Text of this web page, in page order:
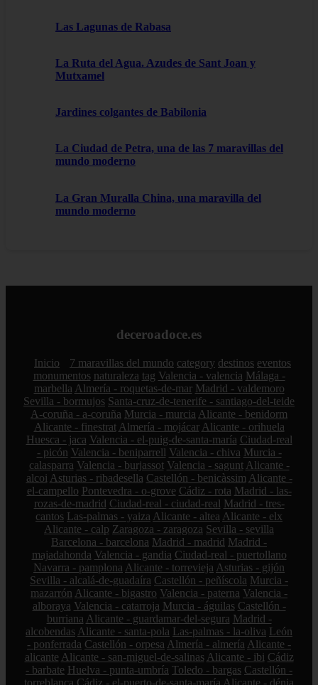
Las Lagunas de Rabasa
La Ruta del Agua. Azudes de Sant Joan y
Mutxamel
Jardines colgantes de Babilonia
La Ciudad de Petra, una de las 7 maravillas del
mundo moderno
La Gran Muralla China, una maravilla del
mundo moderno
deceroadoce.es
Inicio 7 maravillas del mundo category destinos eventos
monumentos naturaleza tag Valencia - valencia Málaga -
marbella Almería - roquetas-de-mar Madrid - valdemoro
Sevilla - bormujos Santa-cruz-de-tenerife - santiago-del-teide
A-coruña - a-coruña Murcia - murcia Alicante - benidorm
Alicante - finestrat Almería - mojácar Alicante - orihuela
Huesca - jaca Valencia - el-puig-de-santa-maría Ciudad-real
- picón Valencia - beniparrell Valencia - chiva Murcia -
calasparra Valencia - burjassot Valencia - sagunt Alicante -
alcoi Asturias - ribadesella Castellón - benicàssim Alicante -
el-campello Pontevedra - o-grove Cádiz - rota Madrid - las-
rozas-de-madrid Ciudad-real - ciudad-real Madrid - tres-
cantos Las-palmas - yaiza Alicante - altea Alicante - elx
Alicante - calp Zaragoza - zaragoza Sevilla - sevilla
Barcelona - barcelona Madrid - madrid Madrid -
majadahonda Valencia - gandia Ciudad-real - puertollano
Navarra - pamplona Alicante - torrevieja Asturias - gijón
Sevilla - alcalá-de-guadaíra Castellón - peñíscola Murcia -
mazarrón Alicante - bigastro Valencia - paterna Valencia -
alboraya Valencia - catarroja Murcia - águilas Castellón -
burriana Alicante - guardamar-del-segura Madrid -
alcobendas Alicante - santa-pola Las-palmas - la-oliva León
- ponferrada Castellón - orpesa Almería - almería Alicante -
alicante Alicante - san-miguel-de-salinas Alicante - ibi Cádiz
- barbate Huelva - punta-umbría Toledo - bargas Castellón -